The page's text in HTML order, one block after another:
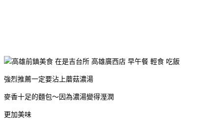
強烈推薦一定要沾上蘑菇濃湯
麥香十足的麵包～因為濃湯變得溼潤
更加美味